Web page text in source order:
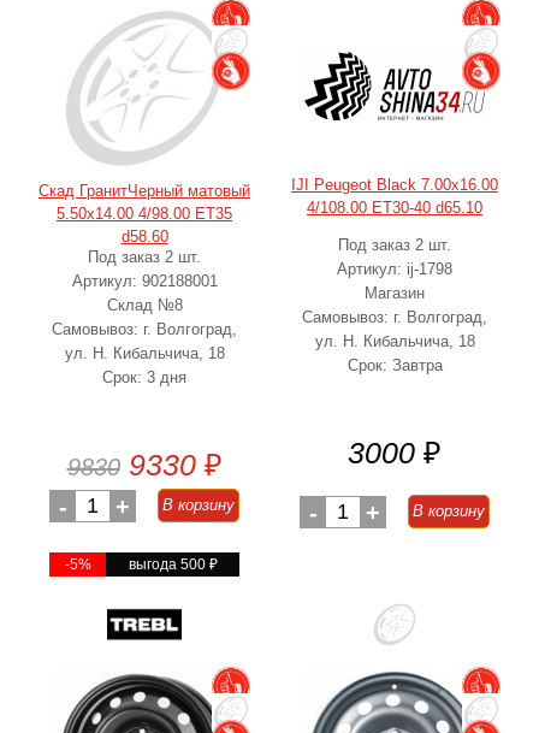
Скад ГранитЧерный матовый
5.50x14.00 4/98.00 ET35
d58.60
Под заказ 2 шт.
Артикул: 902188001
Склад №8
Самовывоз: г. Волгоград,
ул. Н. Кибальчича, 18
Срок: 3 дня
9830 9330 ₽
- 1 + В корзину
-5% выгода 500 ₽
IJI Peugeot Black 7.00x16.00
4/108.00 ET30-40 d65.10
Под заказ 2 шт.
Артикул: ij-1798
Магазин
Самовывоз: г. Волгоград,
ул. Н. Кибальчича, 18
Срок: Завтра
3000 ₽
- 1 + В корзину